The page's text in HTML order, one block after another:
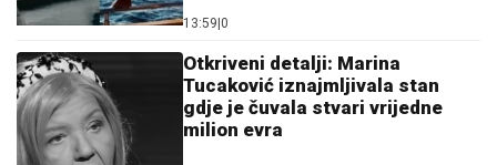
13:59 0
Otkriveni detalji: Marina
Tucaković iznajmljivala stan
gdje je čuvala stvari vrijedne
milion evra